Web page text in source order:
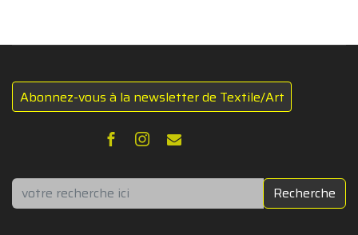
Abonnez-vous à la newsletter de Textile/Art
Rechercher Recherche